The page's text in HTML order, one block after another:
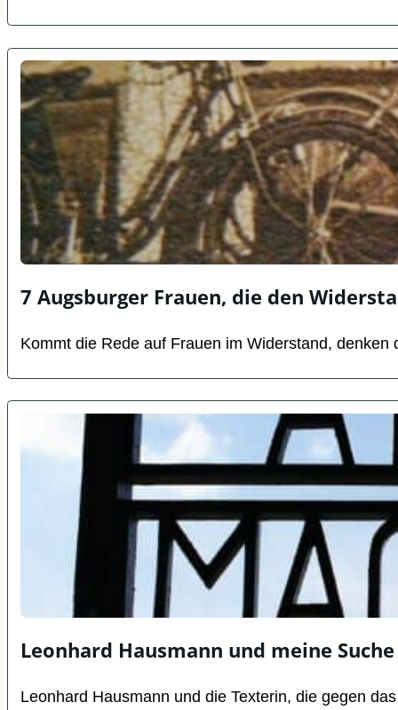
7 Augsburger Frauen, die den
Kommt die Rede auf Frauen im Widerstand,
Leonhard Hausmann und meine
Leonhard Hausmann und die Texterin, die gegen